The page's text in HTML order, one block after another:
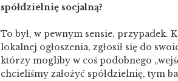
spółdzielnię socjalną?
To był, w pewnym sensie, przypadek.
lokalnej ogłoszenia, zgłosił się do
którzy mogliby w coś podobnego
chcieliśmy założyć spółdzielnię, tym